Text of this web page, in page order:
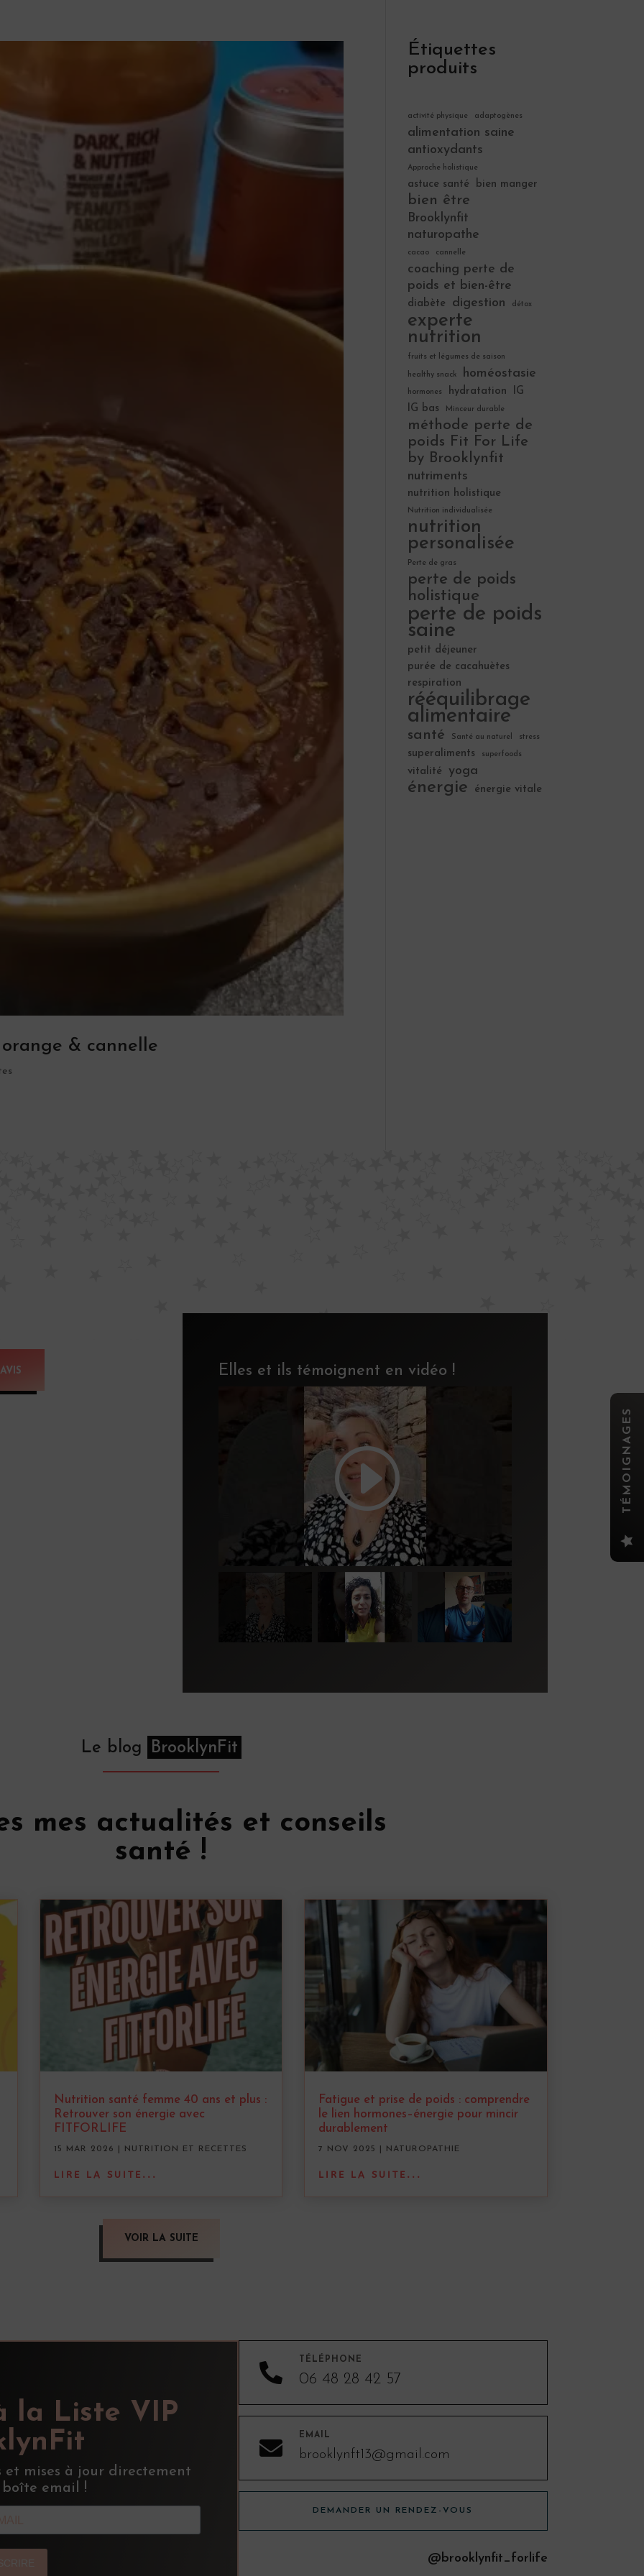
& cannelle
Étiquettes
produits
activité physique adaptogènes
alimentation saine
antioxydants
Approche holistique
astuce santé bien manger
bien être
Brooklynfit
naturopathe
cacao cannelle
coaching perte de
poids et bien-être
diabète digestion détox
experte
nutrition
fruits et légumes de saison
healthy snack homéostasie
hormones hydratation
IG
IG bas
Minceur durable
méthode perte de
poids Fit For Life
by Brooklynfit
nutriments
nutrition holistique
Nutrition individualisée
nutrition
personalisée
Perte de gras
perte de poids
holistique
perte de poids
saine
petit déjeuner
purée de cacahuètes
respiration
rééquilibrage
alimentaire
santé Santé au naturel stress
superaliments superfoods
vitalité yoga
énergie énergie vitale
Elles et ils témoignent en vidéo !
Le blog BrooklynFit
mes actualités et conseils
santé !
Nutrition santé femme 40 ans et plus :
Retrouver son énergie avec
FITFORLIFE
15 MAR 2026 NUTRITION ET RECETTES
LIRE LA SUITE...
Fatigue et prise de poids : comprendre
le lien hormones–énergie pour mincir
durablement
7 NOV 2025 NATUROPATHIE
LIRE LA SUITE...
VOIR LA SUITE
la Liste VIP
et mises à jour directement
email !

TÉLÉPHONE
06 48 28 42 57

EMAIL
brooklynft13@gmail.com
DEMANDER UN RENDEZ-VOUS
@brooklynfit_forlife

TÉMOIGNAGES